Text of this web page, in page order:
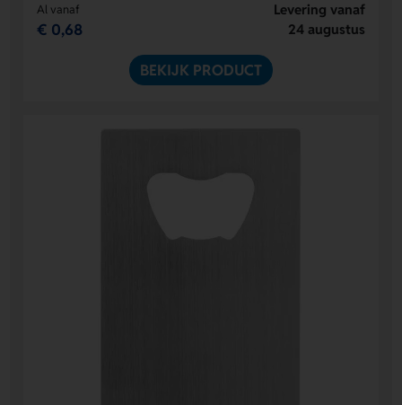
Al vanaf
€ 0,68
Levering vanaf
24 augustus
BEKIJK PRODUCT